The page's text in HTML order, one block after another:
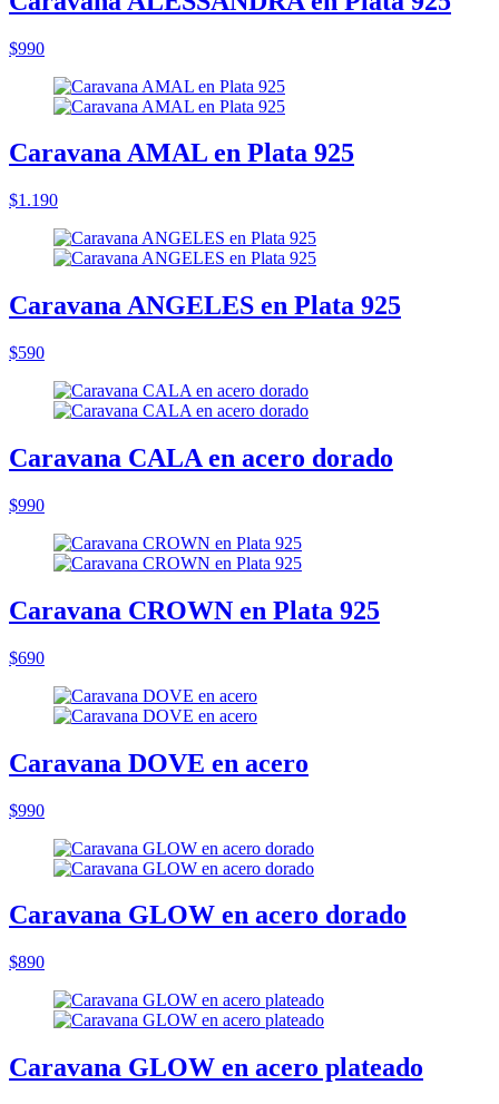
$990
Caravana AMAL en Plata 925
$1.190
Caravana ANGELES en Plata 925
$590
Caravana CALA en acero dorado
$990
Caravana CROWN en Plata 925
$690
Caravana DOVE en acero
$990
Caravana GLOW en acero dorado
$890
Caravana GLOW en acero plateado